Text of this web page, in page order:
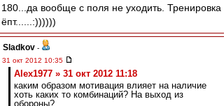
180...да вообще с поля не уходить. Тренировка
ёпт......:))))))
Sladkov -
31 окт 2012 10:35
Alex1977 » 31 окт 2012 11:18
каким образом мотивация влияет на наличие
хоть каких то комбинаций? На выход из
обороны?